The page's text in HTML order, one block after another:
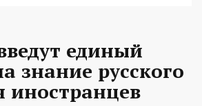
единый
знание русского
иностранцев